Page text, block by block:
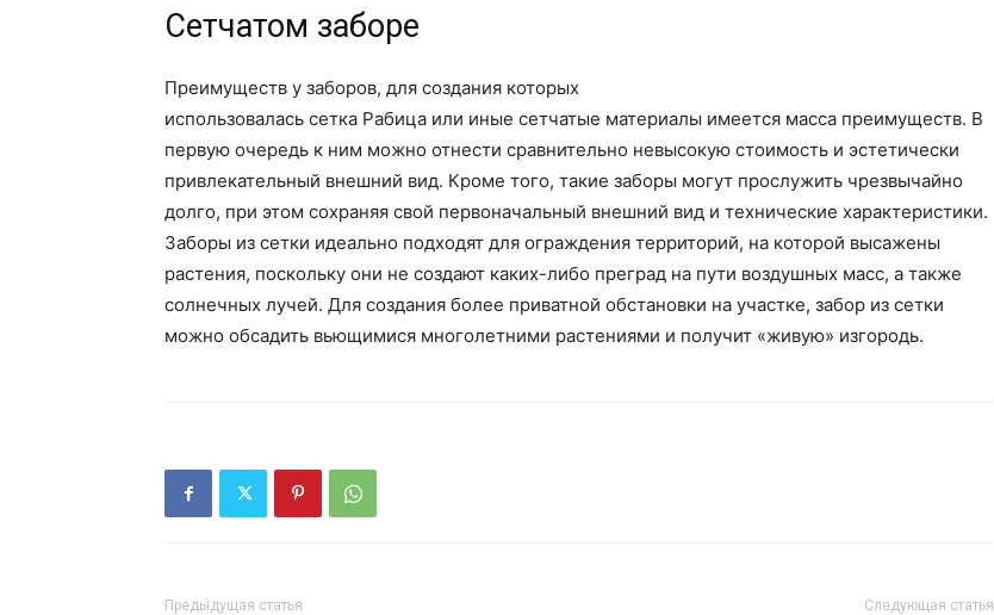
Сетчатом заборе
Преимуществ у заборов, для создания которых
использовалась сетка Рабица или иные сетчатые материалы имеется масса преимуществ. В
первую очередь к ним можно отнести сравнительно невысокую стоимость и эстетически
привлекательный внешний вид. Кроме того, такие заборы могут прослужить чрезвычайно
долго, при этом сохраняя свой первоначальный внешний вид и технические характеристики.
Заборы из сетки идеально подходят для ограждения территорий, на которой высажены
растения, поскольку они не создают каких-либо преград на пути воздушных масс, а также
солнечных лучей. Для создания более приватной обстановки на участке, забор из сетки
можно обсадить вьющимися многолетними растениями и получит «живую» изгородь.
Предыдущая статья Следующая статья